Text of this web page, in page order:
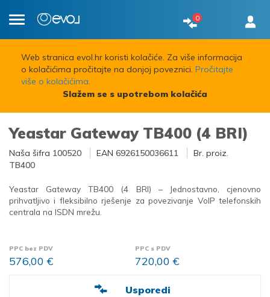
0
Toggle
Web stranica evol.hr koristi kolačiće. Za više informacija
o kolačićima pročitajte na donjoj poveznici. Pročitajte
više o kolačićima.
Slažem se s upotrebom kolačića
Yeastar Gateway TB400 (4 BRI)
Naša šifra 100520 EAN 6926150036611
Br. proiz.
TB400
Yeastar Gateway TB400 (4 BRI) – Jednostavno, cjenovno
prihvatljivo i fleksibilno rješenje za povezivanje VoIP telefonskih
centrala na ISDN mrežu.
PPC bez PDV
576,00 €
PPC s PDV
720,00 €
Usporedi